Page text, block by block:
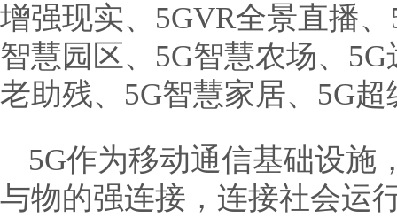
增强现实、5GVR全景直播
智慧园区、5G智慧农场、
老助残、5G智慧家居、5G
5G作为移动通信基础设施
与物的强连接，连接社会运